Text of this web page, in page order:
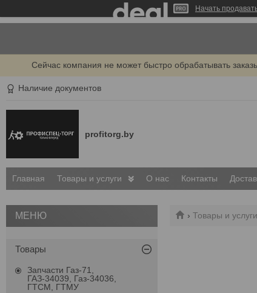
Начать
Сейчас компания не может быстро обрабатывать
Наличие документов
profitorg.by
Главная Товары и услуги О нас Контакты
Товары и услуги
Товары
Запчасти Газ-71,
ГАЗ-34039, Газ-34036,
ГТСМ, ГТМУ